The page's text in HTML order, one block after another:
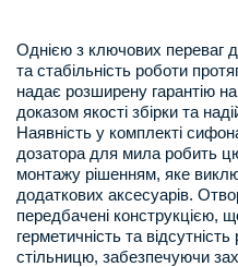
Однією з ключових переваг
та стабільність роботи
надає розширену гарантію
доказом якості збірки та
Наявність у комплекті
дозатора для мила робить
монтажу рішенням, яке
додаткових аксесуарів.
передбачені конструкцією,
герметичність та
стільницю, забезпечуючи